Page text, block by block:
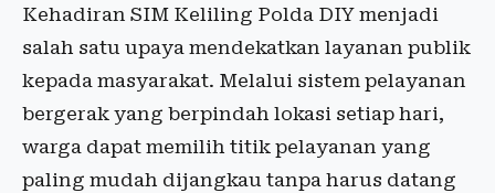
Kehadiran SIM Keliling Polda DIY menjadi
salah satu upaya mendekatkan layanan publik
kepada masyarakat. Melalui sistem pelayanan
bergerak yang berpindah lokasi setiap hari,
warga dapat memilih titik pelayanan yang
paling mudah dijangkau tanpa harus datang